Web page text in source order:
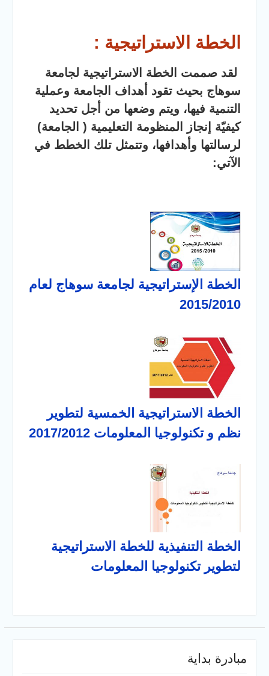
جامعة سوهاج تفتح أبوابها
لطلاب الثانوية العامة فى أولى
الإلكتروني للقبول بالجامعات
الخطة الاستراتيجية :
لقد صممت الخطة الاستراتيجية لجامعة
سوهاج بحيث تقود أهداف الجامعة وعملية
التنمية فيها، ويتم وضعها من أجل تحديد
كيفيّة إنجاز المنظومة التعليمية ( الجامعة)
لرسالتها وأهدافها، وتتمثل تلك الخطط في
الآتي:
الخطة الإستراتيجية لجامعة سوهاج لعام
2015/2010
الخطة الاستراتيجية الخمسية لتطوير
نظم و تكنولوجيا المعلومات 2017/2012
الخطة التنفيذية للخطة الاستراتيجية
لتطوير تكنولوجيا المعلومات
مبادرة بداية